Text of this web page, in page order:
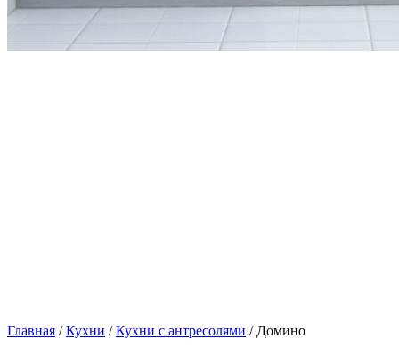
Главная /Кухни /Кухни с антресолями / Домино